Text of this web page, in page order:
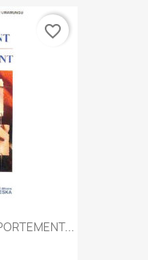
favorite_border